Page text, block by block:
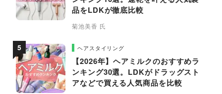
品をLDKが徹底比較
菊池美香 氏
ヘアスタイリング
【2026年】ヘアミルクのおすすめラ
ンキング30選。LDKがドラッグスト
アなどで買える人気商品を比較